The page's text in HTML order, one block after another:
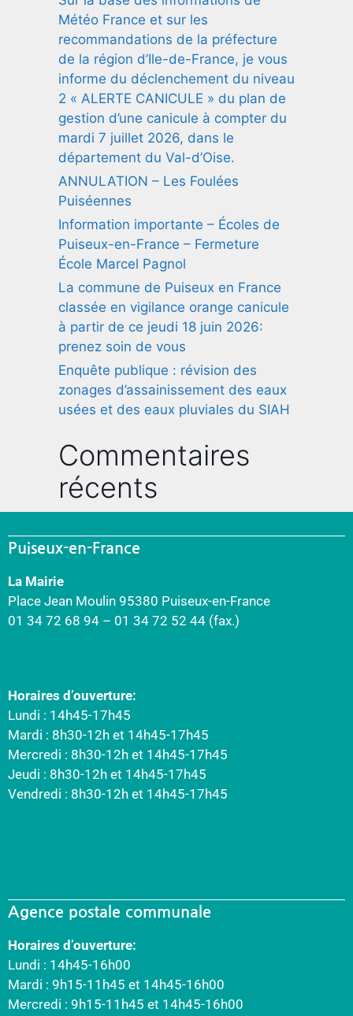
Météo France et sur les
recommandations de la préfecture
de la région d’Ile-de-France, je vous
informe du déclenchement du niveau
2 « ALERTE CANICULE » du plan de
gestion d’une canicule à compter du
mardi 7 juillet 2026, dans le
département du Val-d’Oise.
ANNULATION – Les Foulées
Puiséennes
Information importante – Écoles de
Puiseux-en-France – Fermeture
École Marcel Pagnol
La commune de Puiseux en France
classée en vigilance orange canicule
à partir de ce jeudi 18 juin 2026:
prenez soin de vous
Enquête publique : révision des
zonages d’assainissement des eaux
usées et des eaux pluviales du SIAH
Commentaires
récents
Puiseux-en-France
La Mairie
Place Jean Moulin 95380 Puiseux-en-France
01 34 72 68 94 – 01 34 72 52 44 (fax.)
Horaires d’ouverture:
Lundi : 14h45-17h45
Mardi : 8h30-12h et 14h45-17h45
Mercredi : 8h30-12h et 14h45-17h45
Jeudi : 8h30-12h et 14h45-17h45
Vendredi : 8h30-12h et 14h45-17h45
Agence postale communale
Horaires d’ouverture:
Lundi : 14h45-16h00
Mardi : 9h15-11h45 et 14h45-16h00
Mercredi : 9h15-11h45 et 14h45-16h00